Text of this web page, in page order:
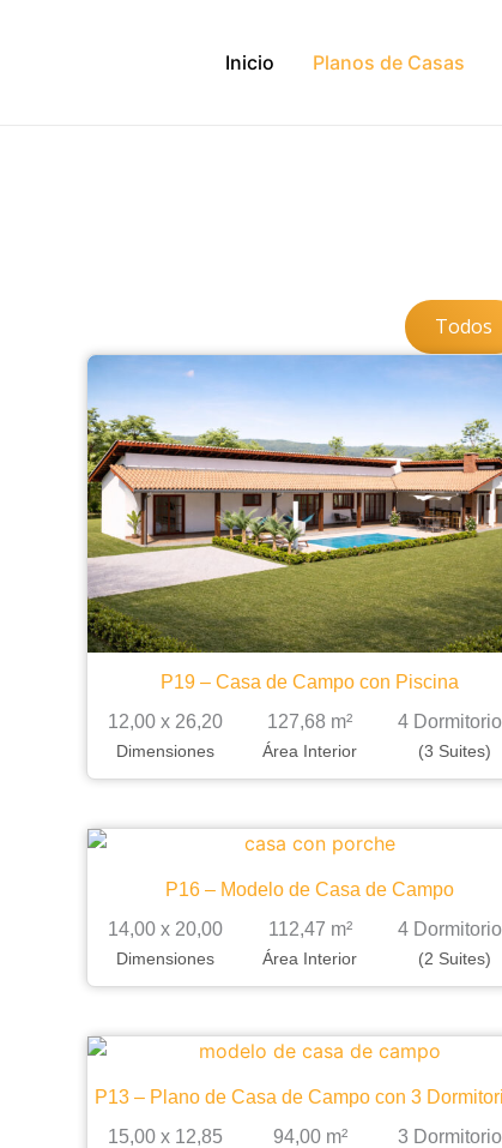
Inicio Planos de Casas
Todos
P19 – Casa de Campo con Piscina
12,00 x 26,20
Dimensiones
127,68 m²
Área Interior
4
(3 Suites)
P16 – Modelo de Casa de Campo
14,00 x 20,00
Dimensiones
112,47 m²
Área Interior
4
(2 Suites)
P13 – Plano de Casa de Campo con 3
15,00 x 12,85
94,00 m² 3